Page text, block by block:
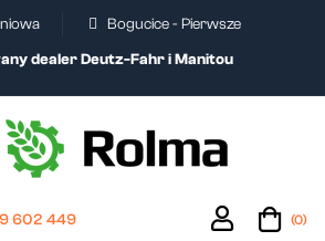
Bogucice - Pierwsze
dealer Deutz-Fahr i Manitou
602 449 (0)